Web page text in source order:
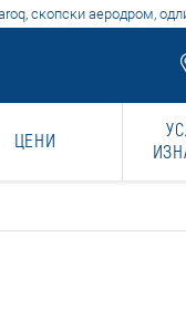
скопски аеродром,
ЦЕНИ